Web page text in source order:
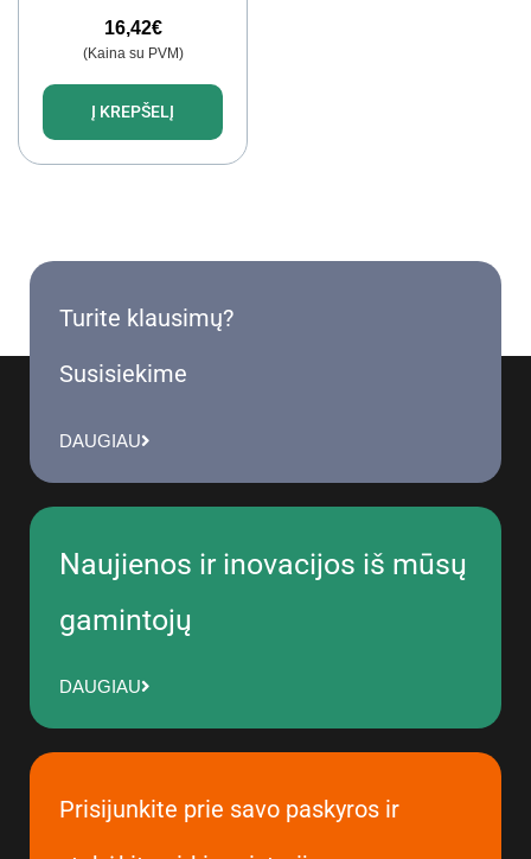
16,42€
(Kaina su PVM)
Į KREPŠELĮ
Turite klausimų?
Susisiekime
DAUGIAU
Naujienos ir inovacijos iš mūsų
gamintojų
DAUGIAU
Prisijunkite prie savo paskyros ir